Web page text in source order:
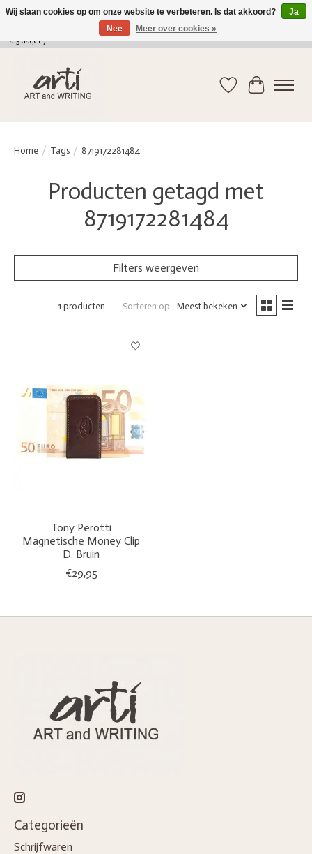
verkoop@arti-artandwriting.be/ +32 (0)471 41 82 41 / GRATIS verzending > 75 euro (2
a 5 dagen)
Verlanglijst
Home / Tags / 8719172281484
Producten getagd met
8719172281484
Filters weergeven
1 producten Sorteren op Meest bekeken
Tony Perotti
Magnetische Money Clip
D. Bruin
€29,95
Categorieën
Schrijfwaren
Wij slaan cookies op om onze website te verbeteren. Is dat akkoord?
Ja
Nee
Meer over cookies »